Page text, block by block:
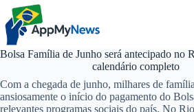
Pular
para
conteúdo
Bolsa Família de Junho será antecipado no
calendário completo
Com a chegada de junho, milhares de
ansiosamente o início do pagamento do
relevantes programas sociais do país. No